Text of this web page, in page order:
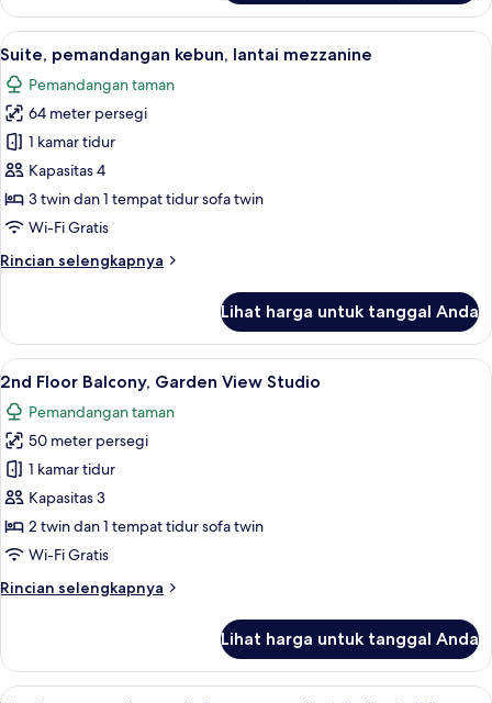
Suite,
pemandangan
kolam
renang,
lantai
mezzanine
Lihat
semua
foto
untuk
Suite,
pemandangan
kebun,
lantai
Meja kerja, ruang kerja ramah
14
Suite, pemandangan kebun, lantai mezzanine
Pemandangan taman
64 meter persegi
1 kamar tidur
Kapasitas 4
3 twin dan 1 tempat tidur sofa twin
Wi-Fi Gratis
Rincian selengkapnya
Rincian
Suite,
pemandangan
kebun,
lantai
mezzanine
Lihat harga untuk tanggal Anda
Lihat
semua
foto
untuk
2nd
Floor
Balcony,
Garden
Studio
Meja kerja, ruang kerja ramah
11
2nd Floor Balcony, Garden View Studio
Pemandangan taman
50 meter persegi
1 kamar tidur
Kapasitas 3
2 twin dan 1 tempat tidur sofa twin
Wi-Fi Gratis
Rincian selengkapnya
Rincian
2nd
Floor
Lihat harga untuk tanggal Anda
Lihat